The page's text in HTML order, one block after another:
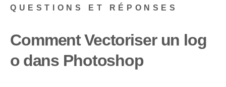
QUESTIONS ET RÉPONSES
Comment ⁤Vectoriser un log
o⁢ dans Photoshop